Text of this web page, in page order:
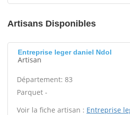
Artisans Disponibles
Entreprise leger daniel Ndol
Artisan
Département: 83
Parquet -
Voir la fiche artisan : Entreprise